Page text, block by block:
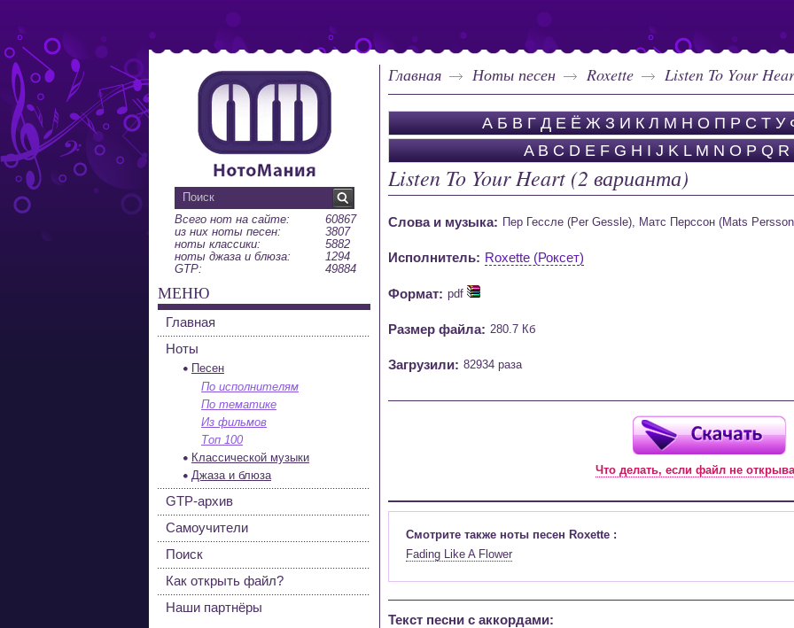
Главная Ноты песен Roxette Listen To Your
А Б В Г Д Е Ё Ж З И К Л М Н О П Р С Т У
A B C D E F G H I J K L M N O P Q R
Listen To Your Heart (2 варианта)
Слова и музыка: Пер Гессле (Per Gessle), Матс Перссон (Mats
Исполнитель: Roxette (Роксет)
Формат: pdf
Размер файла: 280.7 Кб
Загрузили: 82934 раза
Что делать, если файл не
Смотрите также ноты песен Roxette :
Fading Like A Flower
Текст песни c аккордами:
Всего нот на сайте:
60867
из них ноты песен:
3807
ноты классики:
5882
ноты джаза и блюза:
1294
GTP:
49884
МЕНЮ
Главная
Ноты
Песен
По исполнителям
По тематике
Из фильмов
Топ 100
Классической музыки
Джаза и блюза
GTP-архив
Самоучители
Поиск
Как открыть файл?
Наши партнёры